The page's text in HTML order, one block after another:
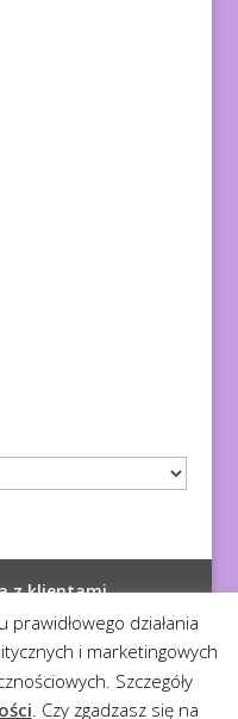
z klientami
działania
i marketingowych
Szczegóły
. Czy zgadzasz się na